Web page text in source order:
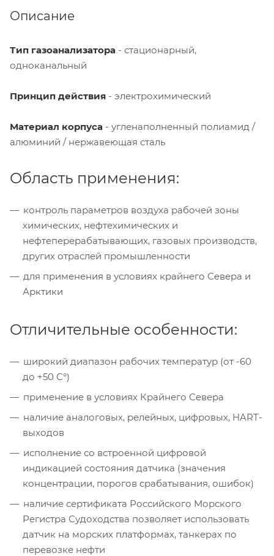
Описание
Тип газоанализатора - стационарный,
одноканальный
Принцип действия - электрохимический
Материал корпуса - угленаполненный полиамид /
алюминий / нержавеющая сталь
Область применения:
контроль параметров воздуха рабочей зоны
химических, нефтехимических и
нефтеперерабатывающих, газовых производств,
других отраслей промышленности
для применения в условиях крайнего Севера и
Арктики
Отличительные особенности:
широкий диапазон рабочих температур (от -60
до +50 С°)
применение в условиях Крайнего Севера
наличие аналоговых, релейных, цифровых, HART-
выходов
исполнение со встроенной цифровой
индикацией состояния датчика (значения
концентрации, порогов срабатывания, ошибок)
наличие сертификата Российского Морского
Регистра Судоходства позволяет использовать
датчик на морских платформах, танкерах по
перевозке нефти